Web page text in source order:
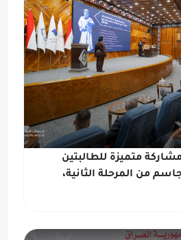
متميزة للطالبتين
من المرحلة الثانية،